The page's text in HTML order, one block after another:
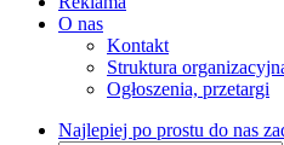
O nas
Kontakt
Struktura
Ogłoszenia, przetargi
Najlepiej po prostu do nas